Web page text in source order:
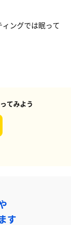
ングでは眠って
てみよう
す